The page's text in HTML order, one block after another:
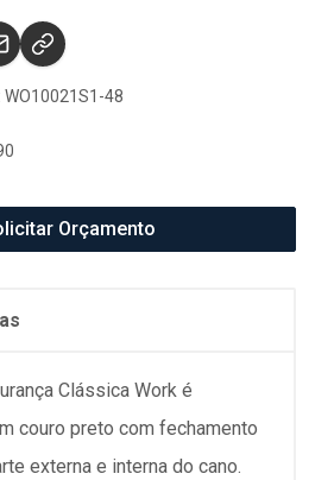
48
Orçamento
Clássica Work é
couro preto com fechamento
externa e interna do cano.